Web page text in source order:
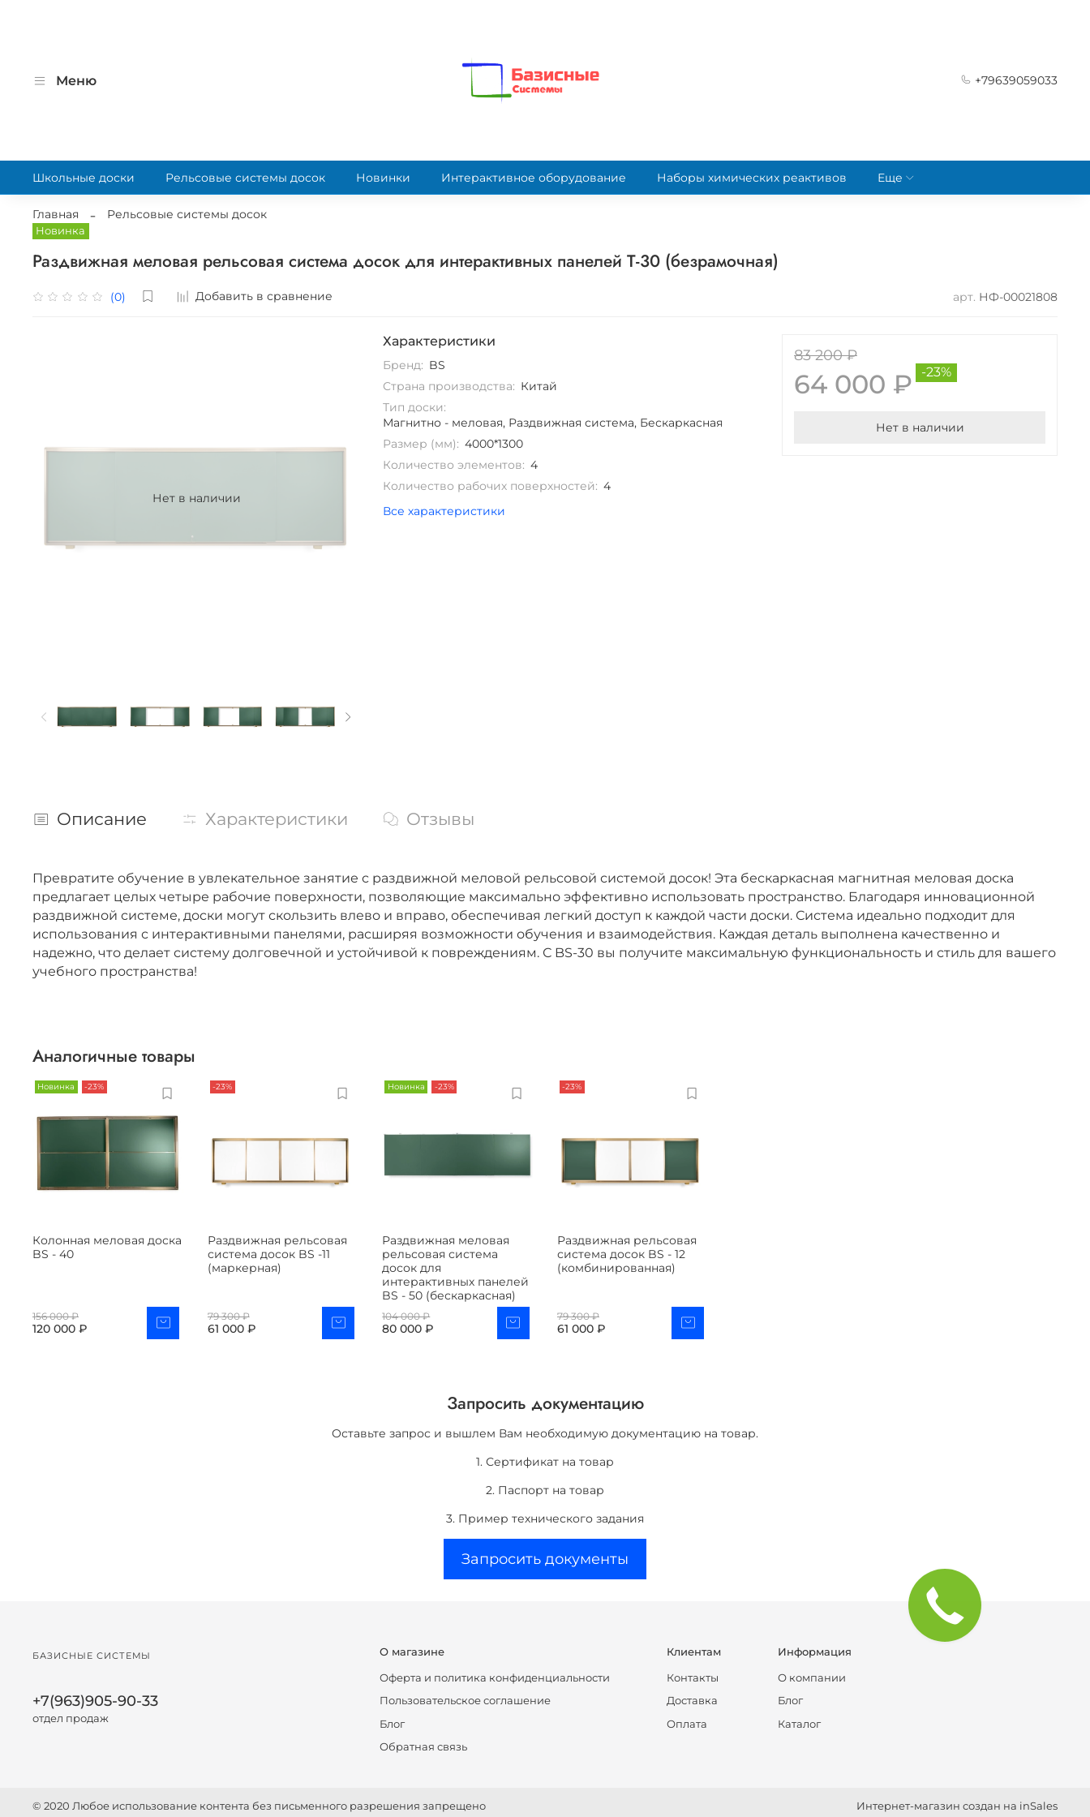
Меню +79639059033
Школьные доски Рельсовые системы досок Новинки Интерактивное оборудование Наборы химических реактивов Еще
Главная Рельсовые системы досок
Новинка
Раздвижная меловая рельсовая система досок для интерактивных панелей T-30 (безрамочная)
(0) Добавить в сравнение арт. НФ-00021808
Нет в наличии
Характеристики
Бренд: BS
Страна производства: Китай
Тип доски:
Магнитно - меловая, Раздвижная система, Бескаркасная
Размер (мм): 4000*1300
Количество элементов: 4
Количество рабочих поверхностей: 4
Все характеристики
83 200 ₽
64 000 ₽ -23%
Нет в наличии
Описание Характеристики Отзывы
Превратите обучение в увлекательное занятие с раздвижной меловой рельсовой системой досок! Эта бескаркасная магнитная меловая доска
предлагает целых четыре рабочие поверхности, позволяющие максимально эффективно использовать пространство. Благодаря инновационной
раздвижной системе, доски могут скользить влево и вправо, обеспечивая легкий доступ к каждой части доски. Система идеально подходит для
использования с интерактивными панелями, расширяя возможности обучения и взаимодействия. Каждая деталь выполнена качественно и
надежно, что делает систему долговечной и устойчивой к повреждениям. С BS-30 вы получите максимальную функциональность и стиль для вашего
учебного пространства!
Аналогичные товары
Новинка -23%
Колонная меловая доска
BS - 40
156 000 ₽
120 000 ₽
-23%
Раздвижная рельсовая
система досок BS -11
(маркерная)
79 300 ₽
61 000 ₽
Новинка -23%
Раздвижная меловая
рельсовая система
досок для
интерактивных панелей
BS - 50 (бескаркасная)
104 000 ₽
80 000 ₽
-23%
Раздвижная рельсовая
система досок BS - 12
(комбинированная)
79 300 ₽
61 000 ₽
Запросить документацию
Оставьте запрос и вышлем Вам необходимую документацию на товар.
1. Сертификат на товар
2. Паспорт на товар
3. Пример технического задания
Запросить документы
О магазине
Оферта и политика конфиденциальности
Пользовательское соглашение
Блог
Обратная связь
Клиентам
Контакты
Доставка
Оплата
Информация
О компании
Блог
Каталог
БАЗИСНЫЕ СИСТЕМЫ
+7(963)905-90-33
отдел продаж
© 2020 Любое использование контента без письменного разрешения запрещено Интернет-магазин создан на inSales